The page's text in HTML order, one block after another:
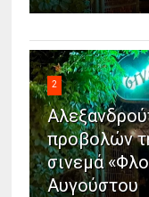
2
προβολών
σινεμά
Αυγούστου